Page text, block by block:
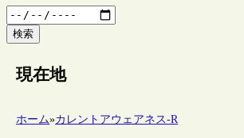
検索
現在地
ホーム»カレントアウェアネス-R